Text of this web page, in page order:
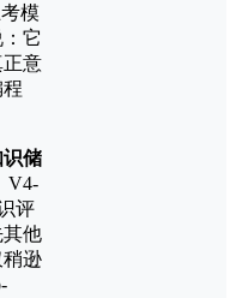
模
它
正意
储
V4-
评
他
逊